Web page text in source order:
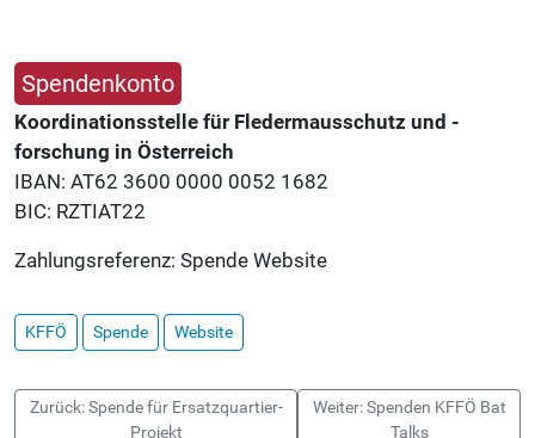
Spendenkonto
Koordinationsstelle für Fledermausschutz und -
forschung in Österreich
IBAN: AT62 3600 0000 0052 1682
BIC: RZTIAT22
Zahlungsreferenz: Spende Website
KFFÖ Spende Website
Zurück: Spende für Ersatzquartier-
Projekt
Weiter: Spenden KFFÖ Bat
Talks